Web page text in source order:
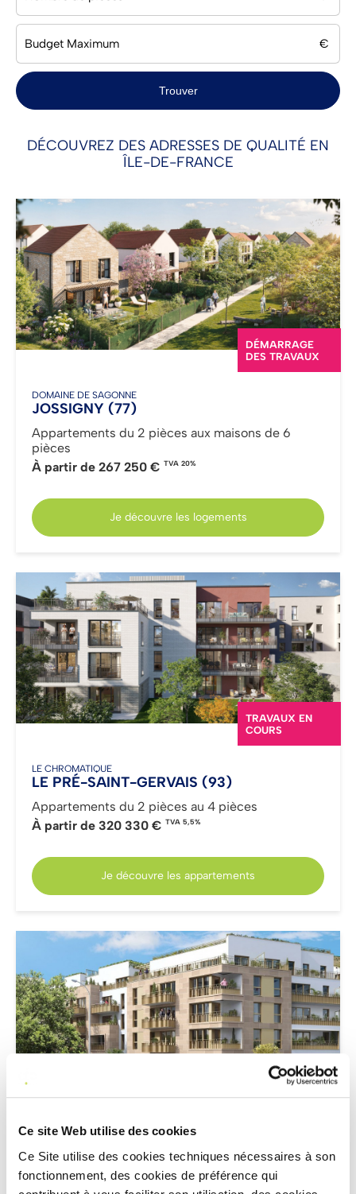
Ce site Web utilise des cookies
Ce Site utilise des cookies techniques nécessaires à son
fonctionnement, des cookies de préférence qui
Trouver
DÉCOUVREZ DES ADRESSES DE QUALITÉ EN
ÎLE-DE-FRANCE
DÉMARRAGE
DES TRAVAUX
DOMAINE DE SAGONNE
JOSSIGNY (77)
Appartements du 2 pièces aux maisons de 6
pièces
À partir de 267 250 € TVA 20%
Je découvre les logements
TRAVAUX EN
COURS
LE CHROMATIQUE
LE PRÉ-SAINT-GERVAIS (93)
Appartements du 2 pièces au 4 pièces
À partir de 320 330 € TVA 5,5%
Je découvre les appartements
LIVRÉ
SQUARE 160
AUBERVILLIERS (93)
Appartements du 4 pièces au 5 pièces
À partir de 395 085 €TVA 5,5%